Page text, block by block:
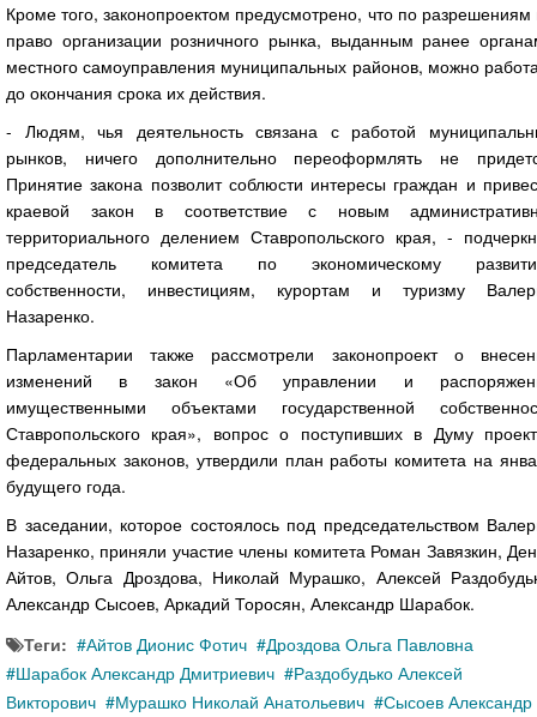
Кроме того, законопроектом предусмотрено, что по разрешениям
право организации розничного рынка, выданным ранее
местного самоуправления муниципальных районов, можно
до окончания срока их действия.
- Людям, чья деятельность связана с работой
рынков, ничего дополнительно переоформлять не
Принятие закона позволит соблюсти интересы граждан и
краевой закон в соответствие с новым
территориального делением Ставропольского края, -
председатель комитета по экономическому
собственности, инвестициям, курортам и туризму
Назаренко.
Парламентарии также рассмотрели законопроект о
изменений в закон «Об управлении и
имущественными объектами государственной
Ставропольского края», вопрос о поступивших в Думу
федеральных законов, утвердили план работы комитета на
будущего года.
В заседании, которое состоялось под председательством
Назаренко, приняли участие члены комитета Роман Завязкин,
Айтов, Ольга Дроздова, Николай Мурашко, Алексей
Александр Сысоев, Аркадий Торосян, Александр Шарабок.
Теги:
Айтов Дионис Фотич
Дроздова Ольга Павловна
Шарабок Александр Дмитриевич
Раздобудько Алексей
Викторович
Мурашко Николай Анатольевич
Сысоев Александр